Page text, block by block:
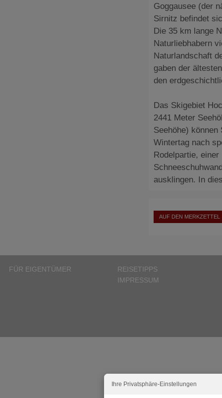
Ihre Privatsphäre-Einstellungen
Goggausee (der
Sirnitz befindet
Die 35 km lange
Naturliebhabern
Naturlandschaft
gaben der
den
Das Skigebiet
2441 Meter
Seehöhe)
Wintertag nach
Rodelpartie,
ausklingen. In
AUF DEN MERKZETTEL
FÜR EIGENTÜMER
REISETIPPS
IMPRESSUM